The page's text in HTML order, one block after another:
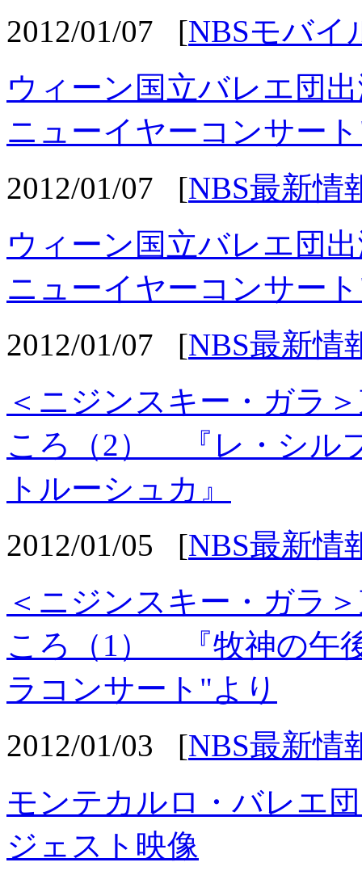
2012/01/07 [NBSモバイ
ウィーン国立バレエ
ニューイヤーコンサー
2012/01/07 [NBS最新情
ウィーン国立バレエ
ニューイヤーコンサー
2012/01/07 [NBS最新情
＜ニジンスキー・ガラ
ころ（2） 『レ・シル
トルーシュカ』
2012/01/05 [NBS最新情
＜ニジンスキー・ガラ
ころ（1） 『牧神の午
ラコンサート"より
2012/01/03 [NBS最新情
モンテカルロ・バレエ
ジェスト映像